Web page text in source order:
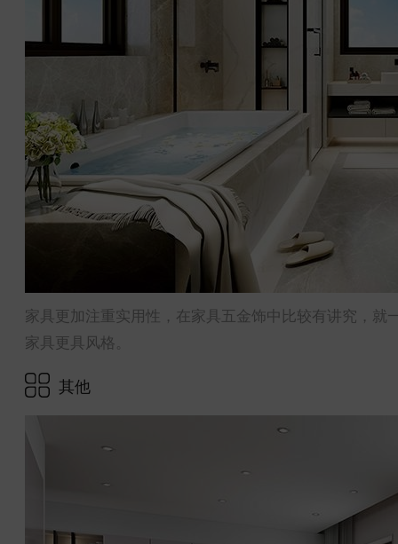
家具更加注重实用性，在家具五金饰中比较有讲究，
家具更具风格。
其他